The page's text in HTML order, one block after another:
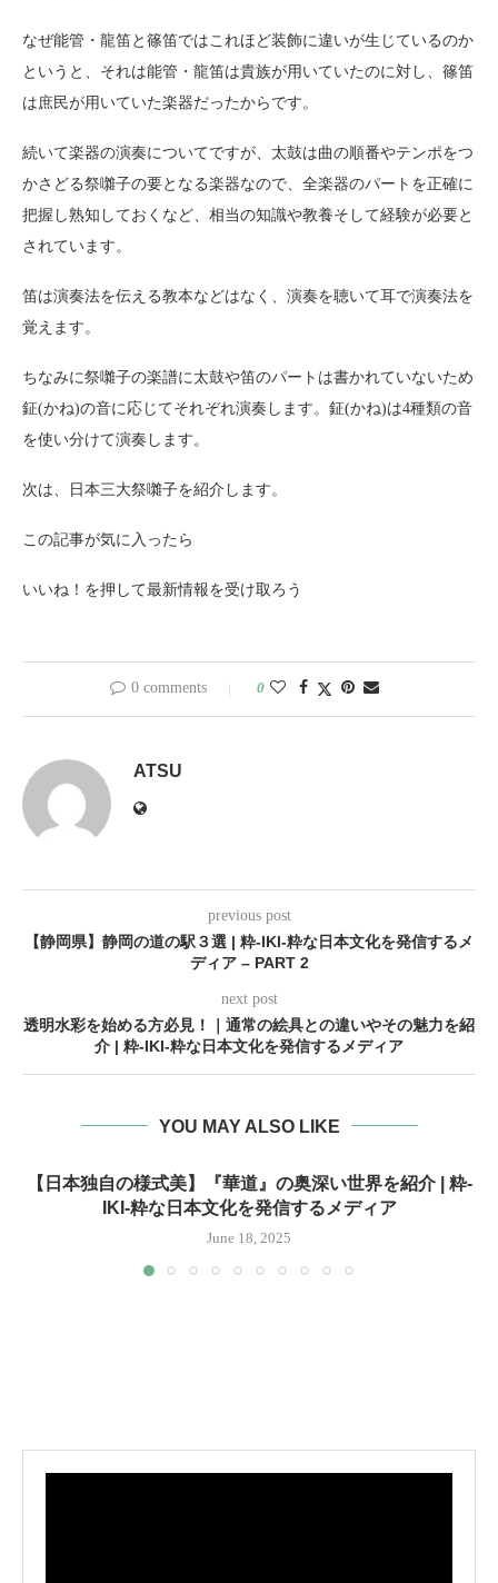
なぜ能管・龍笛と篠笛ではこれほど装飾に違いが生じているのか
というと、それは能管・龍笛は貴族が用いていたのに対し、篠笛
は庶民が用いていた楽器だったからです。
続いて楽器の演奏についてですが、太鼓は曲の順番やテンポをつ
かさどる祭囃子の要となる楽器なので、全楽器のパートを正確に
把握し熟知しておくなど、相当の知識や教養そして経験が必要と
されています。
笛は演奏法を伝える教本などはなく、演奏を聴いて耳で演奏法を
覚えます。
ちなみに祭囃子の楽譜に太鼓や笛のパートは書かれていないため
鉦(かね)の音に応じてそれぞれ演奏します。鉦(かね)は4種類の音
を使い分けて演奏します。
次は、日本三大祭囃子を紹介します。
この記事が気に入ったら
いいね！を押して最新情報を受け取ろう
0 comments 0
ATSU
previous post
【静岡県】静岡の道の駅３選 | 粋-IKI-粋な日本文化を発信するメ
ディア – PART 2
next post
透明水彩を始める方必見！｜通常の絵具との違いやその魅力を紹
介 | 粋-IKI-粋な日本文化を発信するメディア
YOU MAY ALSO LIKE
【日本独自の様式美】『華道』の奥深い世界を紹介 | 粋-
IKI-粋な日本文化を発信するメディア
June 18, 2025